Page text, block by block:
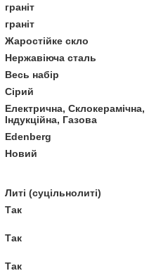
граніт
граніт
Жаростійке скло
Нержавіюча сталь
Весь набір
Сірий
Електрична, Склокерамічна,
Індукційна, Газова
Edenberg
Новий
Литі (суцільнолиті)
Так
Так
Так